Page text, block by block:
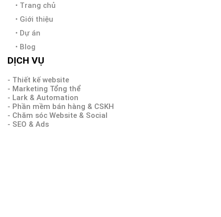
• Trang chủ
• Giới thiệu
• Dự án
• Blog
DỊCH VỤ
- Thiết kế website
- Marketing Tổng thể
- Lark & Automation
- Phần mềm bán hàng & CSKH
- Chăm sóc Website & Social
- SEO & Ads